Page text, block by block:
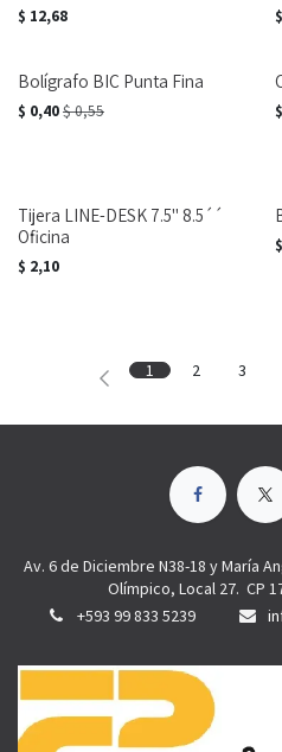
$ 12,68 $
Bolígrafo BIC Punta Fina
$ 0,40$0,55 $
Tijera LINE-DESK 7.5" 8.5´´
Oficina
$ 2,10
$
1 2 3
Av. 6 de Diciembre N38-18 y María
Olímpico, Local 27. CP
+593 99 833 5239